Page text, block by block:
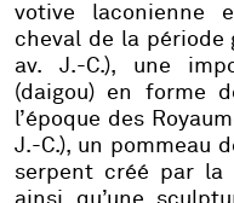
votive laconienne
cheval de la période
av. J.-C.), une
(daigou) en forme
l’époque des
J.-C.), un pommeau
serpent créé par la